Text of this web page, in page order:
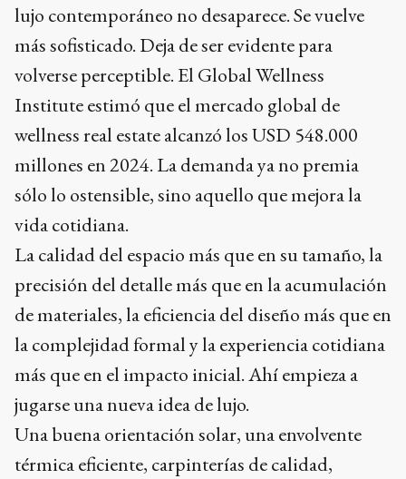
lujo contemporáneo no desaparece. Se vuelve
más sofisticado. Deja de ser evidente para
volverse perceptible. El Global Wellness
Institute estimó que el mercado global de
wellness real estate alcanzó los USD 548.000
millones en 2024. La demanda ya no premia
sólo lo ostensible, sino aquello que mejora la
vida cotidiana.
La calidad del espacio más que en su tamaño, la
precisión del detalle más que en la acumulación
de materiales, la eficiencia del diseño más que en
la complejidad formal y la experiencia cotidiana
más que en el impacto inicial. Ahí empieza a
jugarse una nueva idea de lujo.
Una buena orientación solar, una envolvente
térmica eficiente, carpinterías de calidad,